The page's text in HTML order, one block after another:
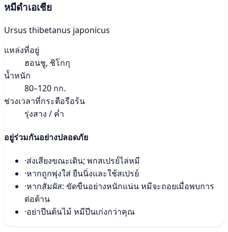
หมีดำเอเชีย
Ursus thibetanus japonicus
แหล่งที่อยู่
ฮอนชู, ชิโกกุ
น้ำหนัก
80–120 กก.
ช่วงเวลาที่กระตือรือร้น
รุ่งสาง / ค่ำ
อยู่ร่วมกันอย่างปลอดภัย
·ส่งเสียงขณะเดิน; พกสเปรย์ไล่หมี
·หากถูกพุ่งใส่ ยืนนิ่งและใช้สเปรย์
·หากสัมผัส: ขัดขืนอย่างหนักแน่น หมีจะถอยเมื่อพบการ
ต่อต้าน
·อย่าปีนต้นไม้ หมีปีนเก่งกว่าคุณ